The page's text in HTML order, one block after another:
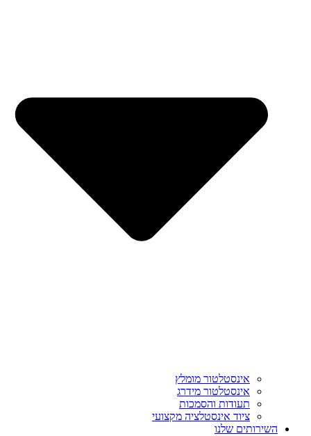
אינסטלטור מומלץ
אינסטלטור מידרג
תעודות והסמכות
ציוד אינסטלציה מקצועי
השירותים שלנו